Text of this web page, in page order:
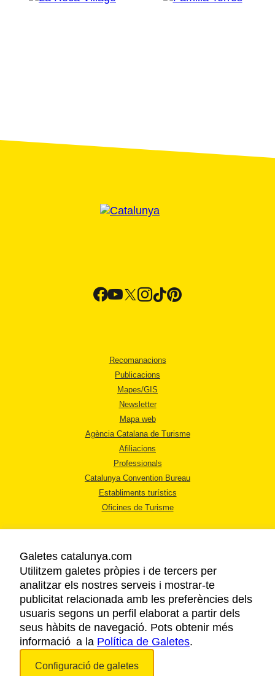
Recomanacions
Publicacions
Mapes/GIS
Newsletter
Mapa web
Agència Catalana de Turisme
Afiliacions
Professionals
Catalunya Convention Bureau
Establiments turístics
Oficines de Turisme
AVÍS LEGAL
POLÍTICA DE PRIVACITAT
COOKIES
ACCESSIBILITAT
Galetes catalunya.com
Utilitzem galetes pròpies i de tercers per
analitzar els nostres serveis i mostrar-te
publicitat relacionada amb les preferències dels
usuaris segons un perfil elaborat a partir dels
seus hàbits de navegació. Pots obtenir més
informació a la Política de Galetes.
Configuració de galetes